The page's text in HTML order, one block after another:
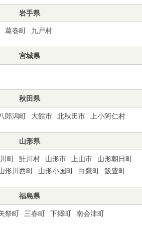
岩手県
葛巻町 九戸村
宮城県
秋田県
郎潟町 大館市 北秋田市 上小阿仁村
山形県
町 鮭川村 山形市 上山市
山形朝日町
形川西町 山形小国町 白鷹町 飯豊町
福島県
祭町 三春町 下郷町
南会津町